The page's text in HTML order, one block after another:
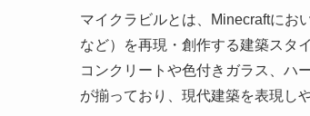
マイクラビルとは、Minecraftにお
など）を再現・創作する建築スタ
コンクリートや色付きガラス、ハ
が揃っており、現代建築を表現し